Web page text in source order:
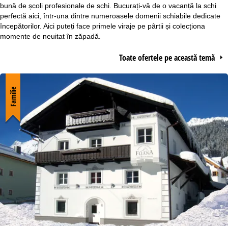
bună de școli profesionale de schi. Bucurați-vă de o vacanță la schi
perfectă aici, într-una dintre numeroasele domenii schiabile dedicate
începătorilor. Aici puteți face primele viraje pe pârtii și colecționa
momente de neuitat în zăpadă.
Toate ofertele pe această temă
Familie